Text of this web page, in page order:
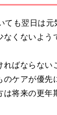
も翌日は
くないよう
ばならな
ケアが優
将来の更